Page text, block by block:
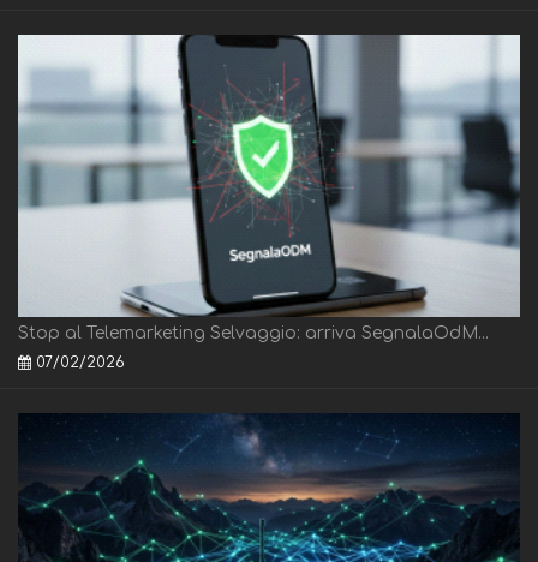
Stop al Telemarketing Selvaggio: arriva SegnalaOdM...
07/02/2026